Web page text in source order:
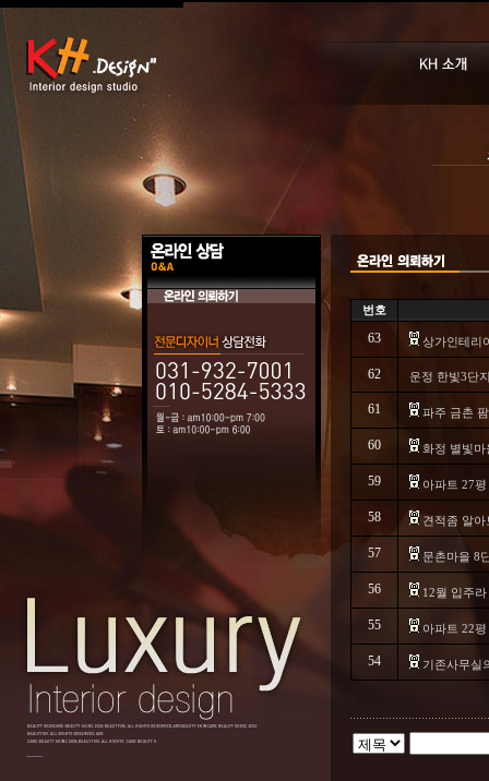
번호
63 상가인테리
62 운정 한빛3단
61 파주 금촌
60 화정 별빛
59 아파트 27
58 견적좀 알
57 문촌마을 8
56 12월 입주
55 아파트 22
54 기존사무실